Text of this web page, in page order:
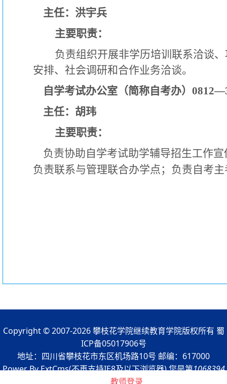
主任：洪宇兵
主要职责：
负责组织开展非学历培训联系洽谈
安排、社会调研和合作业务洽谈。
自学考试办公室（简称自考办）
主任：胡玮
主要职责：
负责协助自学考试助学辅导招生工作
负责联系与管理联合办学点；负责自考
Copyright © 2007-2026 攀枝花学院继续教育学院版权所有 蜀
ICP备05017906号
地址：四川省攀枝花市东区机场路10号 邮编：617000
Power By ExtCms(不再支持IE8及以下浏览器) 您是第1068394
教师登录